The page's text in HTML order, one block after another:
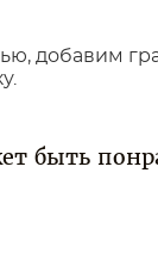
добавим
быть